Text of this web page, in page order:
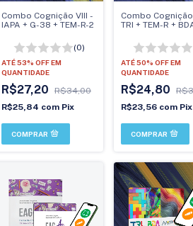
Combo Cognição VIII -
IAPA + G-38 + TEM-R-2
(0)
ATÉ 53% OFFEM
QUANTIDADE
R$27,20
R$34,00
R$25,84 com Pix
Combo Cognição
TRI + TEM-R +
ATÉ 50% OFFEM
QUANTIDADE
R$24,80
R$23,56 com Pix